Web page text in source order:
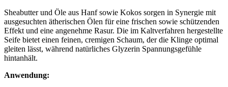
Sheabutter und Öle aus Hanf sowie Kokos sorgen in Synergie mit
ausgesuchten ätherischen Ölen für eine frischen sowie schützenden
Effekt und eine angenehme Rasur. Die im Kaltverfahren hergestellte
Seife bietet einen feinen, cremigen Schaum, der die Klinge optimal
gleiten lässt, während natürliches Glyzerin Spannungsgefühle
hintanhält.
Anwendung: